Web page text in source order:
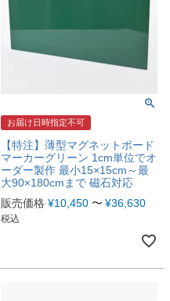
お届け日時指定不可
【特注】薄型マグネットボード
マーカーグリーン 1cm単位でオ
ーダー製作 最小15×15cm～最
大90×180cmまで 磁石対応
販売価格 ¥10,450 〜 ¥36,630
税込